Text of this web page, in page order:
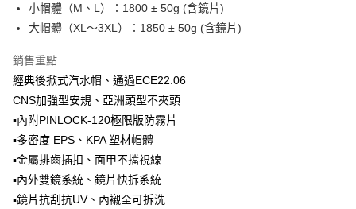
玉山商業銀行
星展（台灣）商業銀行
台新國際商業銀行
中國信託商業銀行
Google Pay
全盈+PAY
大哥付你分期
相關說明
【大哥付你分期使用說明】
1.本服務由台灣大哥大提供，台灣大哥大用戶可立即使用無須另外申請。
2.付款方式選擇「大哥付你分期」，訂單成立後會自動跳轉到大哥付的交易
流程，驗證手機門號後，選擇欲分期的期數、繳款截止日，確認付款後即完
成交易。
3.實際核准額度、可分期數及費用金額請依後續交易確認頁面所載為準。
AFTEE先享後付
相關說明
【關於「AFTEE先享後付」】
AFTEE先享後付是「在收到商品之後才付款」的支付方式。 讓您購物簡單
便利好安心！
ATM付款
小帽體（M、L）：1800 ± 50g (含鏡片)
大帽體（XL～3XL）：1850 ± 50g (含鏡片)
銷售重點
經典後掀式汽水帽、通過ECE22.06
CNS加強型安規、亞洲頭型不夾頭
▪內附PINLOCK-120極限版防霧片
▪多密度 EPS、KPA 塑材帽體
▪金屬排齒插扣、面甲不擋視線
▪內外雙鏡系統、鏡片快拆系統
▪鏡片抗刮抗UV、內襯全可拆洗